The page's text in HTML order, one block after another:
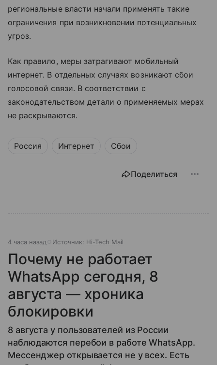
региональные власти начали применять такие
ограничения при возникновении потенциальных
угроз.
Как правило, меры затрагивают мобильный
интернет. В отдельных случаях возникают сбои
голосовой связи. В соответствии с
законодательством детали о применяемых мерах
не раскрываются.
Россия Интернет Сбои
Поделиться
4 часа назад Источник: Hi-Tech Mail
Почему не работает
WhatsApp сегодня, 8
августа — хроника
блокировки
8 августа у пользователей из России
наблюдаются перебои в работе WhatsApp.
Мессенджер открывается не у всех. Есть